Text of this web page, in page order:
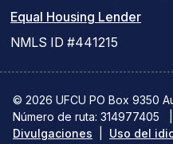
Equal Housing Lender(el
una
nueva
NMLS ID #441215
© 2026 UFCU PO Box 9350
Número de ruta: 314977405
Divulgaciones
Uso del